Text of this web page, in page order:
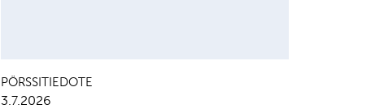
PÖRSSITIEDOTE
3.7.2026